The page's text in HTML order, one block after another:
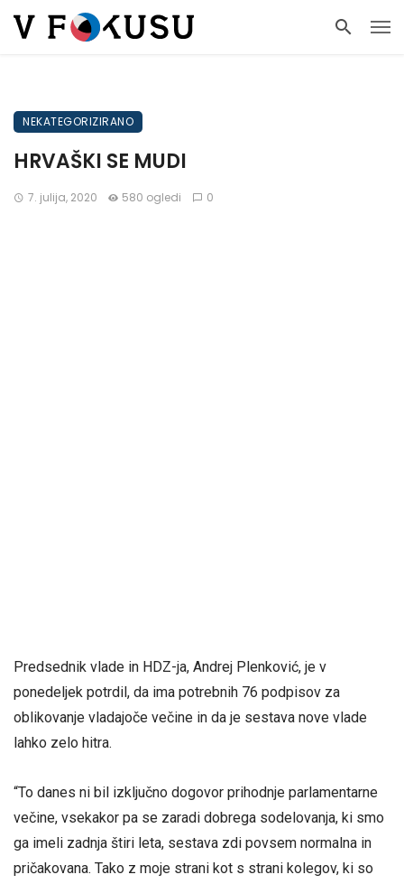
NEKATEGORIZIRANO
HRVAŠKI SE MUDI
7. julija, 2020 580 ogledi 0
Predsednik vlade in HDZ-ja, Andrej Plenković, je v
ponedeljek potrdil, da ima potrebnih 76 podpisov za
oblikovanje vladajoče večine in da je sestava nove vlade
lahko zelo hitra.
“To danes ni bil izključno dogovor prihodnje parlamentarne
večine, vsekakor pa se zaradi dobrega sodelovanja, ki smo
ga imeli zadnja štiri leta, sestava zdi povsem normalna in
pričakovana. Tako z moje strani kot s strani kolegov, ki so